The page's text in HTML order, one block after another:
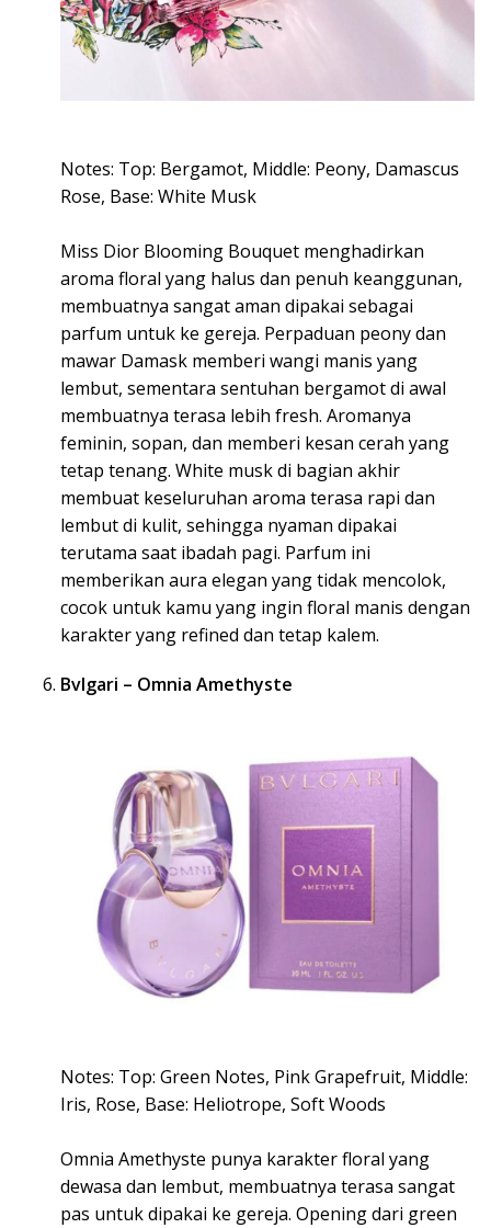
Notes: Top: Bergamot, Middle: Peony, Damascus
Rose, Base: White Musk
Miss Dior Blooming Bouquet menghadirkan
aroma floral yang halus dan penuh keanggunan,
membuatnya sangat aman dipakai sebagai
parfum untuk ke gereja. Perpaduan peony dan
mawar Damask memberi wangi manis yang
lembut, sementara sentuhan bergamot di awal
membuatnya terasa lebih fresh. Aromanya
feminin, sopan, dan memberi kesan cerah yang
tetap tenang. White musk di bagian akhir
membuat keseluruhan aroma terasa rapi dan
lembut di kulit, sehingga nyaman dipakai
terutama saat ibadah pagi. Parfum ini
memberikan aura elegan yang tidak mencolok,
cocok untuk kamu yang ingin floral manis dengan
karakter yang refined dan tetap kalem.
Bvlgari – Omnia Amethyste
Notes: Top: Green Notes, Pink Grapefruit, Middle:
Iris, Rose, Base: Heliotrope, Soft Woods
Omnia Amethyste punya karakter floral yang
dewasa dan lembut, membuatnya terasa sangat
pas untuk dipakai ke gereja. Opening dari green